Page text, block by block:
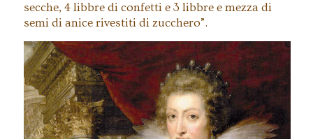
secche, 4 libbre di confetti e 3 libbre e mezza di
semi di anice rivestiti di zucchero”.